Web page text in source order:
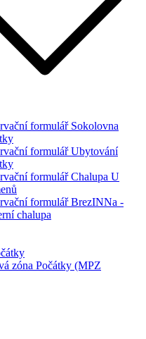
formulář Sokolovna
formulář Ubytování
formulář Chalupa U
formulář BrezINNa -
chalupa
zóna Počátky (MPZ